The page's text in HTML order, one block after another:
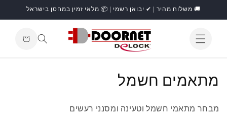
דילוג🚚 משלוח מהיר | ✔ יבואן רשמי | 📦 מלאי זמין במחסן בישראל
התחברות
קניות
ק
מתאמים חשמל
מבחר מתאמי חשמל וטעינה ומסנני רעשים